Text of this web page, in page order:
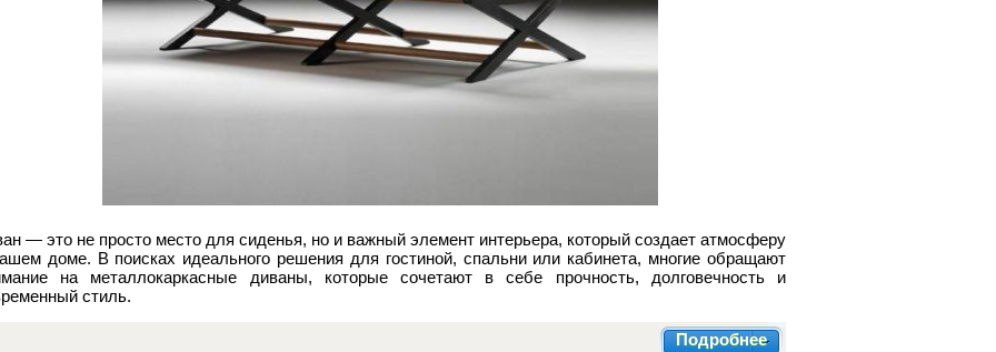
— это не просто место для сиденья, но и важный элемент интерьера, который создает атмосферу
доме. В поисках идеального решения для гостиной, спальни или кабинета, многие обращают
на металлокаркасные диваны, которые сочетают в себе прочность, долговечность и
стиль.
Подробнее